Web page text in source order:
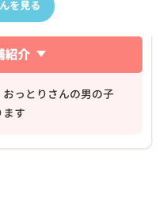
を見る
紹介
おっとりさんの男の子
す